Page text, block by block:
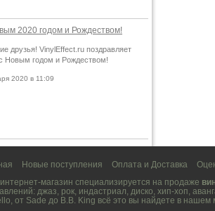
2020 годом и Рождеством!
друзья! VinylEffect.ru поздравляет
Новым годом и Рождеством!
2020 в 11:09
Новые поступления Оплата и Доставка
магазин специализируется на продаже
джаз, рок, индастриал, диско, хип-хоп,
, от Sade до B.B. King всё это вы найдете в нашем